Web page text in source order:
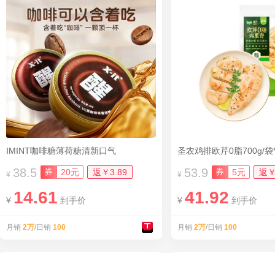
IMINT咖啡糖薄荷糖清新口气
¥ 38.5 券 20元 返￥3.89
¥ 14.61 到手价
月销 2万/日销 100
圣农鸡排欧芹0脂700g/
¥ 53.9 券 5元 返
¥ 41.92 到手价
月销 2万/日销 100